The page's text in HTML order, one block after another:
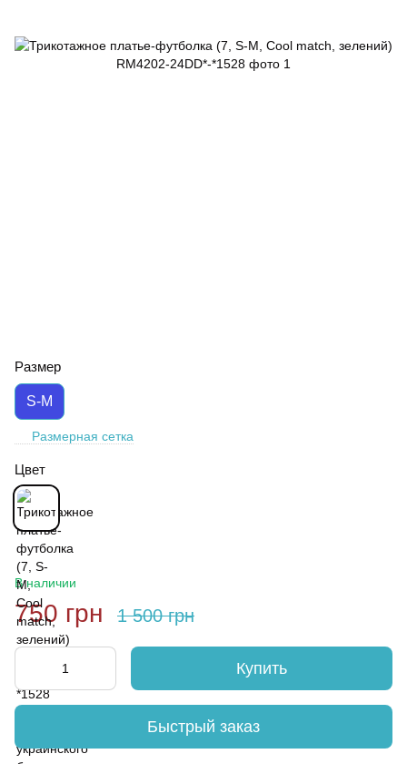
Размер
S-M
Размерная сетка
Цвет
В наличии
750 грн 1 500 грн
Купить
Быстрый заказ